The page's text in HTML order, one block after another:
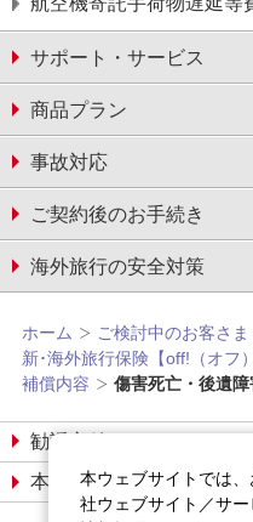
サポート・サービス
商品プラン
事故対応
ご契約後のお手続き
海外旅行の安全対策
ホーム ご検討中のお客さま
新･海外旅行保険【off!（オフ
補償内容
傷害死亡・後遺障
勧誘方針
本サイトについて
本ウェブサイトでは
社ウェブサイト／サ